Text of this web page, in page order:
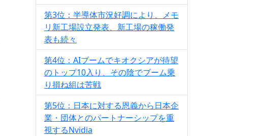
第3位：半導体市況好調により、メモ
リ新工場設立発表、新工場の稼働発
表も続々
第4位：AIブームでキオクシアが待望
のトップ10入り、その陰でブーム乗
り損ね組は苦戦
第5位：日本に対する恩義から日本企
業・団体とのパートナーシップを重
視するNvidia